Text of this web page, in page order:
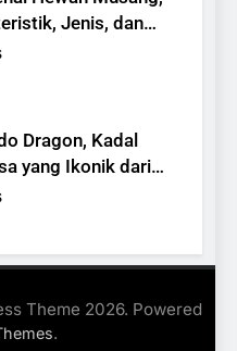
Jenis, dan
Ekosistem
Dragon, Kadal
yang Ikonik dari
Baru di
Theme 2026. Powered
.